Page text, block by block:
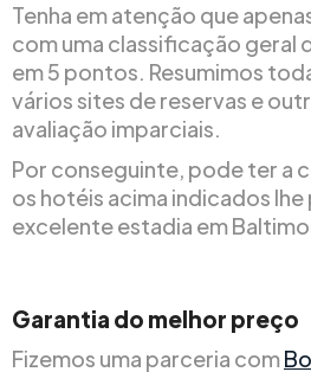
Tenha em atenção que
com uma classificação geral
em 5 pontos. Resumimos
vários sites de reservas e
avaliação imparciais.
Por conseguinte, pode ter a
os hotéis acima indicados
excelente estadia em
Garantia do melhor preço
Fizemos uma parceria com